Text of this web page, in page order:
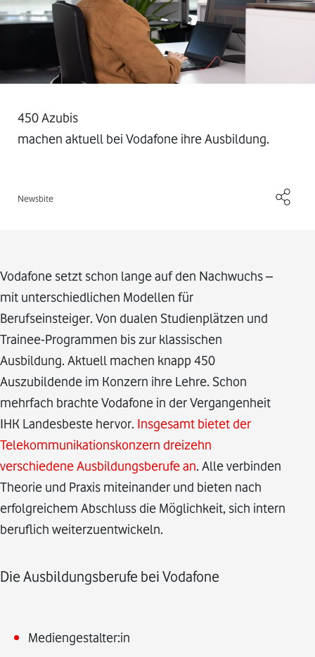
450 Azubis
machen aktuell bei Vodafone ihre Ausbildung.
Newsbite
Vodafone setzt schon lange auf den Nachwuchs –
mit unterschiedlichen Modellen für
Berufseinsteiger. Von dualen Studienplätzen und
Trainee-Programmen bis zur klassischen
Ausbildung. Aktuell machen knapp 450
Auszubildende im Konzern ihre Lehre. Schon
mehrfach brachte Vodafone in der Vergangenheit
IHK Landesbeste hervor. Insgesamt bietet der
Telekommunikationskonzern dreizehn
verschiedene Ausbildungsberufe an. Alle verbinden
Theorie und Praxis miteinander und bieten nach
erfolgreichem Abschluss die Möglichkeit, sich intern
beruflich weiterzuentwickeln.
Die Ausbildungsberufe bei Vodafone
Mediengestalter:in